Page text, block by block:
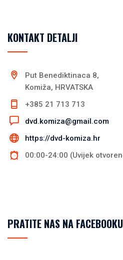
KONTAKT DETALJI
Put Benediktinaca 8,
Komiža, HRVATSKA
+385 21 713 713
dvd.komiza@gmail.com
https://dvd-komiza.hr
00:00-24:00 (Uvijek
PRATITE NAS NA FACEBOOKU